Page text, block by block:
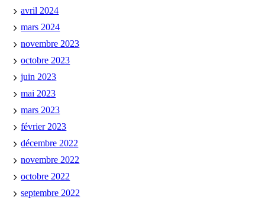
avril 2024
mars 2024
novembre 2023
octobre 2023
juin 2023
mai 2023
mars 2023
février 2023
décembre 2022
novembre 2022
octobre 2022
septembre 2022